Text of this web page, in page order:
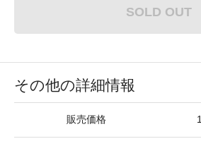
SOLD OUT
その他の詳細情報
販売価格